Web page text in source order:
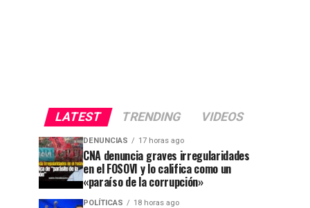
LATEST TRENDING VIDEOS
DENUNCIAS 17 horas ago
CNA denuncia graves irregularidades
en el FOSOVI y lo califica como un
«paraíso de la corrupción»
POLÍTICAS 18 horas ago